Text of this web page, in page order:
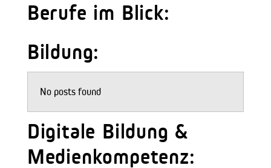
Berufe im Blick:
Bildung:
No posts found
Digitale Bildung &
Medienkompetenz: